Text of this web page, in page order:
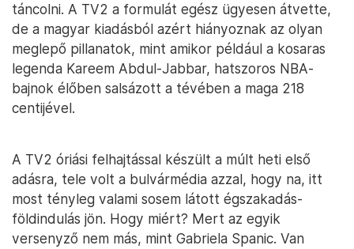
táncolni. A TV2 a formulát egész ügyesen átvette,
de a magyar kiadásból azért hiányoznak az olyan
meglepő pillanatok, mint amikor például a kosaras
legenda Kareem Abdul-Jabbar, hatszoros NBA-
bajnok élőben salsázott a tévében a maga 218
centijével.
A TV2 óriási felhajtással készült a múlt heti első
adásra, tele volt a bulvármédia azzal, hogy na, itt
most tényleg valami sosem látott égszakadás-
földindulás jön. Hogy miért? Mert az egyik
versenyző nem más, mint Gabriela Spanic. Van